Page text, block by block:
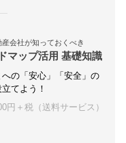
産会社が知っておくべき
マップ活用 基礎知識
への「安心」「安全」の
てよう！
円＋税（送料サービス）